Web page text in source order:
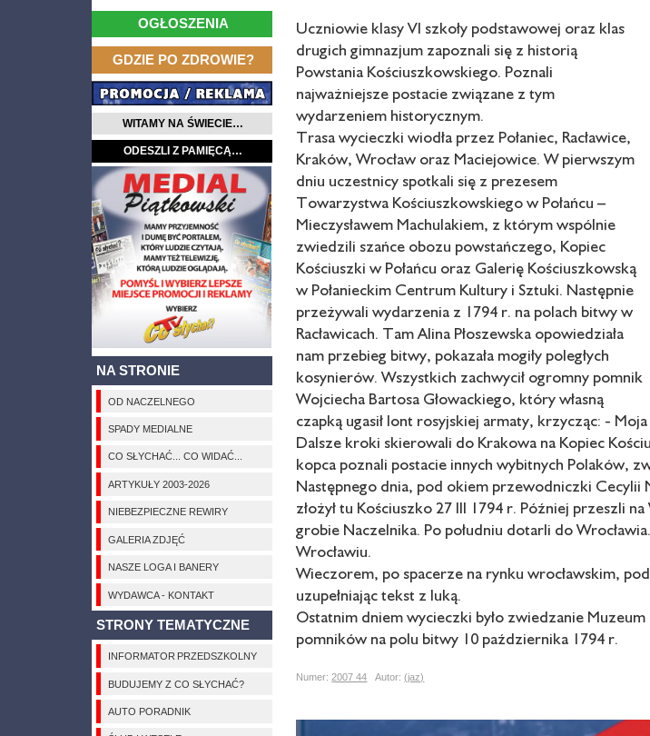
OGŁOSZENIA
GDZIE PO ZDROWIE?
WITAMY NA ŚWIECIE…
ODESZLI Z PAMIĘCĄ…
NA STRONIE
OD NACZELNEGO
SPADY MEDIALNE
CO SŁYCHAĆ... CO WIDAĆ...
ARTYKUŁY 2003-2026
NIEBEZPIECZNE REWIRY
GALERIA ZDJĘĆ
NASZE LOGA I BANERY
WYDAWCA - KONTAKT
STRONY TEMATYCZNE
INFORMATOR PRZEDSZKOLNY
BUDUJEMY Z CO SŁYCHAĆ?
AUTO PORADNIK
Uczniowie klasy VI szkoły podstawowej oraz klas
drugich gimnazjum zapoznali się z historią
Powstania Kościuszkowskiego. Poznali
najważniejsze postacie związane z tym
wydarzeniem historycznym.
Trasa wycieczki wiodła przez Połaniec, Racławice,
Kraków, Wrocław oraz Maciejowice. W pierwszym
dniu uczestnicy spotkali się z prezesem
Towarzystwa Kościuszkowskiego w Połańcu –
Mieczysławem Machulakiem, z którym wspólnie
zwiedzili szańce obozu powstańczego, Kopiec
Kościuszki w Połańcu oraz Galerię Kościuszkowską
w Połanieckim Centrum Kultury i Sztuki. Następnie
przeżywali wydarzenia z 1794 r. na polach bitwy w
Racławicach. Tam Alina Płoszewska opowiedziała
nam przebieg bitwy, pokazała mogiły poległych
kosynierów. Wszystkich zachwycił ogromny pomnik
Wojciecha Bartosa Głowackiego, który własną
czapką ugasił lont rosyjskiej armaty, krzycząc: -
Dalsze kroki skierowali do Krakowa na Kopiec
kopca poznali postacie innych wybitnych Polaków,
Następnego dnia, pod okiem przewodniczki Cecylii
złożył tu Kościuszko 27 III 1794 r. Później przeszli
grobie Naczelnika. Po południu dotarli do
Wrocławiu.
Wieczorem, po spacerze na rynku wrocławskim,
uzupełniając tekst z luką.
Ostatnim dniem wycieczki było zwiedzanie
pomników na polu bitwy 10 października 1794 r.
Numer:2007 44 Autor:(jaz)